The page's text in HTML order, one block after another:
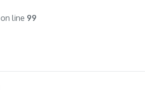
on line 99